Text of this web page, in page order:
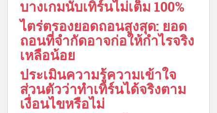
บางเกมนับเทิร์นไม่เต็ม 100%
ไตร่ตรองยอดถอนสูงสุด: ยอด
ถอนที่จำกัดอาจก่อให้กำไรจริง
เหลือน้อย
ประเมินความรู้ความเข้าใจ
ส่วนตัวว่าทำเทิร์นได้จริงตาม
เงื่อนไขหรือไม่